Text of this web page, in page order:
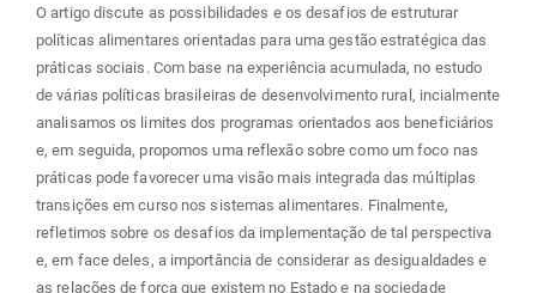
O artigo discute as possibilidades e os desafios de estruturar
políticas alimentares orientadas para uma gestão estratégica das
práticas sociais. Com base na experiência acumulada, no estudo
de várias políticas brasileiras de desenvolvimento rural, incialmente
analisamos os limites dos programas orientados aos beneficiários
e, em seguida, propomos uma reflexão sobre como um foco nas
práticas pode favorecer uma visão mais integrada das múltiplas
transições em curso nos sistemas alimentares. Finalmente,
refletimos sobre os desafios da implementação de tal perspectiva
e, em face deles, a importância de considerar as desigualdades e
as relações de força que existem no Estado e na sociedade